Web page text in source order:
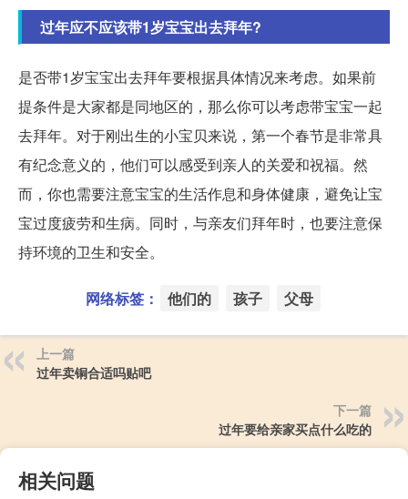
过年应不应该带1岁宝宝出去拜年?
是否带1岁宝宝出去拜年要根据具体情况来考虑。如果前
提条件是大家都是同地区的，那么你可以考虑带宝宝一起
去拜年。对于刚出生的小宝贝来说，第一个春节是非常具
有纪念意义的，他们可以感受到亲人的关爱和祝福。然
而，你也需要注意宝宝的生活作息和身体健康，避免让宝
宝过度疲劳和生病。同时，与亲友们拜年时，也要注意保
持环境的卫生和安全。
网络标签： 他们的 孩子 父母
上一篇
过年卖铜合适吗贴吧
下一篇
过年要给亲家买点什么吃的
相关问题